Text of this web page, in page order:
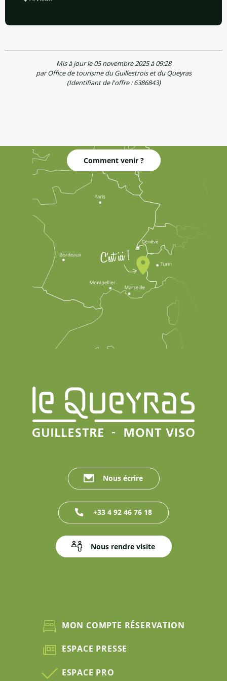
Mis à jour le 05 novembre 2025 à 09:28
par Office de tourisme du Guillestrois et du Queyras
(Identifiant de l'offre :6386843)
Comment venir ?
Nous écrire
+33 4 92 46 76 18
Nous rendre visite
MON COMPTE RÉSERVATION
ESPACE PRESSE
ESPACE PRO